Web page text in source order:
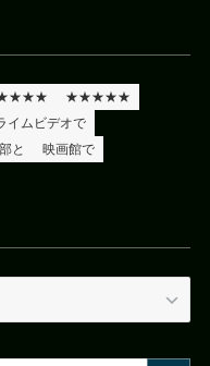
★★★★★
イムビデオで
と 映画館で